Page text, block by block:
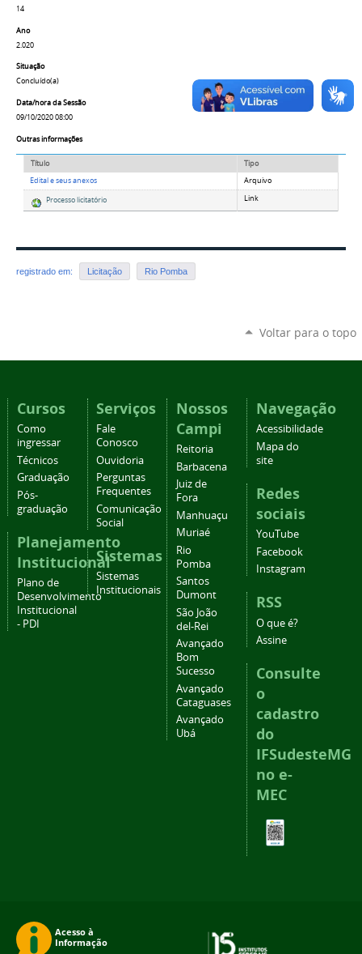
14
Ano
2.020
Situação
Concluído(a)
Data/hora da Sessão
09/10/2020 08:00
Outras informações
Título
Tipo
Edital e seus anexos
Arquivo
Processo licitatório
Link
registrado em: Licitação Rio Pomba
Voltar para o topo
Cursos
Como
ingressar
Técnicos
Graduação
Pós-
graduação
Planejamento
Institucional
Plano de
Desenvolvimento
Institucional
- PDI
Serviços
Fale
Conosco
Ouvidoria
Perguntas
Frequentes
Comunicação
Social
Sistemas
Sistemas
Institucionais
Nossos
Campi
Reitoria
Barbacena
Juiz de
Fora
Manhuaçu
Muriaé
Rio
Pomba
Santos
Dumont
São João
del-Rei
Avançado
Bom
Sucesso
Avançado
Cataguases
Avançado
Ubá
Navegação
Acessibilidade
Mapa do
site
Redes
sociais
YouTube
Facebook
Instagram
RSS
O que é?
Assine
Consulte
o
cadastro
do
IFSudesteMG
no e-
MEC